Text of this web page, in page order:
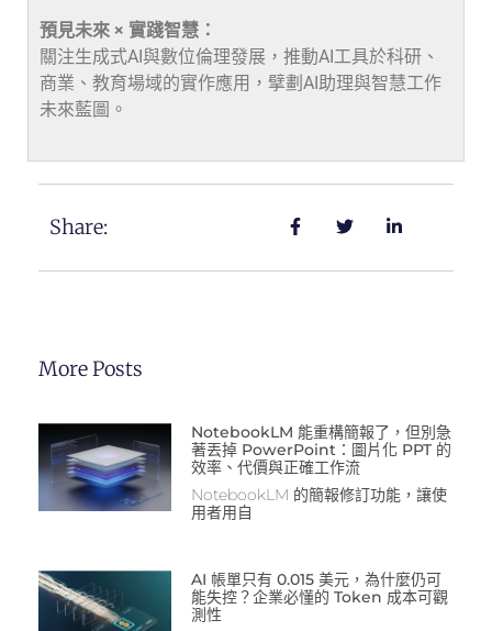
預見未來 × 實踐智慧：
關注生成式AI與數位倫理發展，推動AI工具於科研、
商業、教育場域的實作應用，擘劃AI助理與智慧工作
未來藍圖。
Share:
More Posts
NotebookLM 能重構簡報了，但別急
著丟掉 PowerPoint：圖片化 PPT 的
效率、代價與正確工作流
NotebookLM 的簡報修訂功能，讓使
用者用自
AI 帳單只有 0.015 美元，為什麼仍可
能失控？企業必懂的 Token 成本可觀
測性